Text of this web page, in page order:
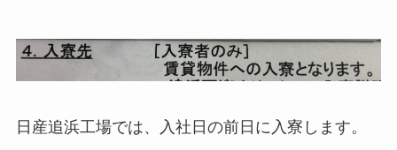
日産追浜工場では、入社日の前日に入寮します。